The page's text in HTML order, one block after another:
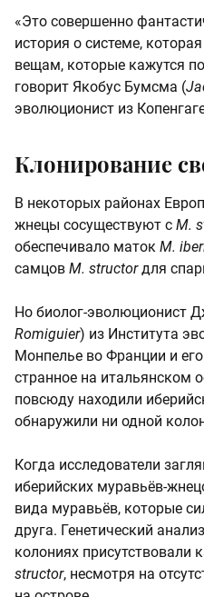
«Это совершенно
история о системе,
вещам, которые кажутся
говорит Якобус Бумсма (
эволюционист из
Клонирование
В некоторых районах
жнецы сосуществуют с M.
обеспечивало маток M.
самцов M. structor для
Но биолог-эволюционист
Romiguier) из Института
Монпелье во Франции и
странное на итальянском
повсюду находили
обнаружили ни одной
Когда исследователи
иберийских муравьёв-
вида муравьёв, которые
друга. Генетический
колониях присутствовали
structor, несмотря на